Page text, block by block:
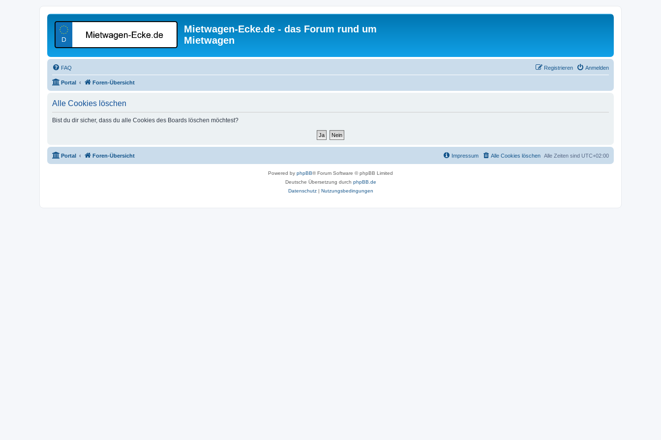
Mietwagen-Ecke.de - das Forum rund um
Mietwagen
FAQ Anmelden
Registrieren
Portal Foren-Übersicht
Alle Cookies löschen
Bist du dir sicher, dass du alle Cookies des Boards löschen möchtest?
Portal Foren-Übersicht Alle Zeiten sind UTC+02:00
Alle Cookies löschen
Impressum
Powered by phpBB® Forum Software © phpBB Limited
Deutsche Übersetzung durch phpBB.de
Datenschutz| Nutzungsbedingungen